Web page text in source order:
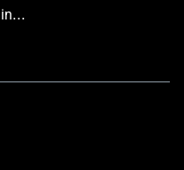
Manutenzione dei serramenti in alluminio